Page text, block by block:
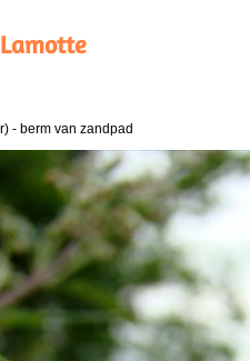
- berm van zandpad